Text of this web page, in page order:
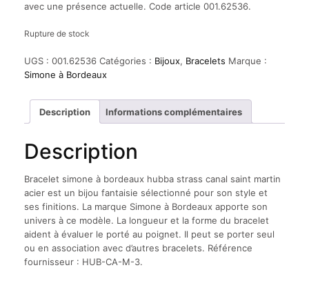
avec une présence actuelle. Code article 001.62536.
Rupture de stock
UGS : 001.62536 Catégories : Bijoux, Bracelets Marque :
Simone à Bordeaux
Description Informations complémentaires
Description
Bracelet simone à bordeaux hubba strass canal saint martin
acier est un bijou fantaisie sélectionné pour son style et
ses finitions. La marque Simone à Bordeaux apporte son
univers à ce modèle. La longueur et la forme du bracelet
aident à évaluer le porté au poignet. Il peut se porter seul
ou en association avec d’autres bracelets. Référence
fournisseur : HUB-CA-M-3.